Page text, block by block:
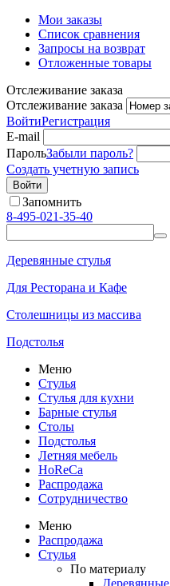
Мои заказы
Список сравнения
Запросы на возврат
Отложенные товары
Отслеживание заказа
Отслеживание заказа
ВойтиРегистрация
E-mail
ПарольЗабыли пароль?
Создать учетную запись
Войти
Запомнить
8-495-021-35-40
Деревянные стулья
Для Ресторана и Кафе
Столешницы из массива
Подстолья
Меню
Стулья
Стулья для кухни
Барные стулья
Столы
Подстолья
Летняя мебель
HoReCa
Распродажа
Сотрудничество
Меню
Распродажа
Стулья
По материалу
Деревянные